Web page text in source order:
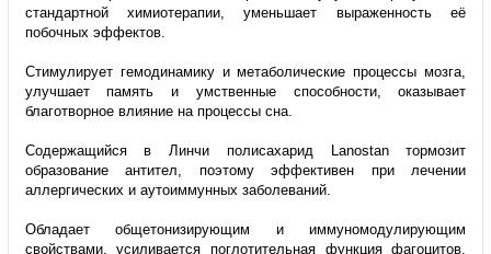
стандартной химиотерапии, уменьшает выраженность её
побочных эффектов.
Стимулирует гемодинамику и метаболические процессы мозга,
улучшает память и умственные способности, оказывает
благотворное влияние на процессы сна.
Содержащийся в Линчи полисахарид Lanostan тормозит
образование антител, поэтому эффективен при лечении
аллергических и аутоиммунных заболеваний.
Обладает общетонизирующим и иммуномодулирующим
свойствами, усиливается поглотительная функция фагоцитов,